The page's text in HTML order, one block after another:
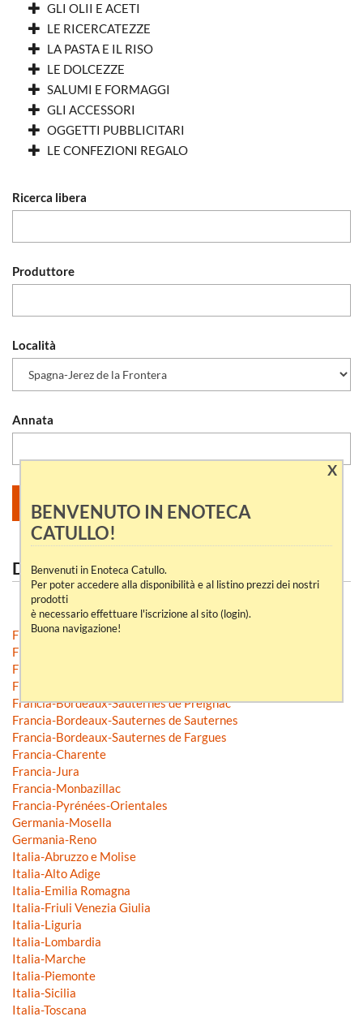
GLI OLII E ACETI
LE RICERCATEZZE
LA PASTA E IL RISO
LE DOLCEZZE
SALUMI E FORMAGGI
GLI ACCESSORI
OGGETTI PUBBLICITARI
LE CONFEZIONI REGALO
Ricerca libera
Produttore
Località
Annata
DICONO DI NOI
VEDI TUTTI
Francia-Alsazia
Francia-Bordeaux-Sauternes
Francia-Bordeaux-Sauternes de Barsac
Francia-Bordeaux-Sauternes de Bommes
Francia-Bordeaux-Sauternes de Preignac
Francia-Bordeaux-Sauternes de Sauternes
Francia-Bordeaux-Sauternes de Fargues
Francia-Charente
Francia-Jura
Francia-Monbazillac
Francia-Pyrénées-Orientales
Germania-Mosella
Germania-Reno
Italia-Abruzzo e Molise
Italia-Alto Adige
Italia-Emilia Romagna
Italia-Friuli Venezia Giulia
Italia-Liguria
Italia-Lombardia
Italia-Marche
Italia-Piemonte
Italia-Sicilia
Italia-Toscana
X
BENVENUTO IN ENOTECA
CATULLO!
Benvenuti in Enoteca Catullo.
Per poter accedere alla disponibilità e al listino prezzi dei nostri
prodotti
è necessario effettuare l'iscrizione al sito (login).
Buona navigazione!